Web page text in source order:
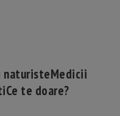
naturisteMedicii
Ce te doare?